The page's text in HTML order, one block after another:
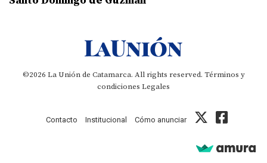
©2026 La Unión de Catamarca. All rights reserved. Términos y
condiciones Legales
Contacto Institucional Cómo anunciar